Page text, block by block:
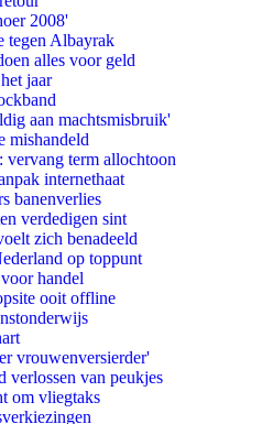
2008'
tegen Albayrak
alles voor geld
jaar
aan machtsmisbruik'
mishandeld
vervang term allochtoon
internethaat
banenverlies
verdedigen sint
zich benadeeld
op toppunt
handel
ooit offline
vrouwenversierder'
verlossen van peukjes
om vliegtaks